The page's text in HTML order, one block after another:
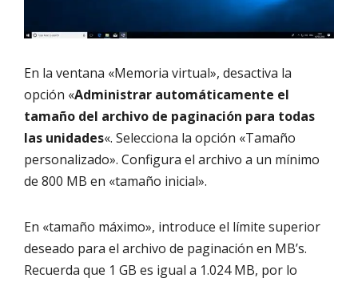
En la ventana «Memoria virtual», desactiva la
opción «Administrar automáticamente el
tamaño del archivo de paginación para todas
las unidades«. Selecciona la opción «Tamaño
personalizado». Configura el archivo a un mínimo
de 800 MB en «tamaño inicial».
En «tamaño máximo», introduce el límite superior
deseado para el archivo de paginación en MB’s.
Recuerda que 1 GB es igual a 1.024 MB, por lo